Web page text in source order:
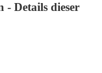
- Details dieser